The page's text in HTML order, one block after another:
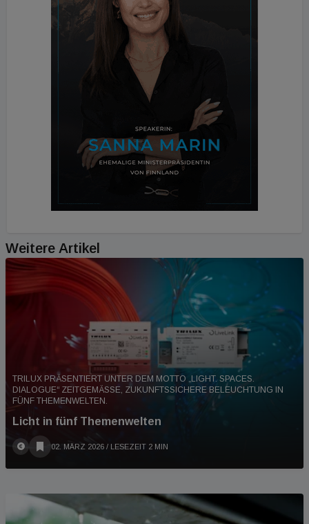
Weitere Artikel
TRILUX PRÄSENTIERT UNTER DEM MOTTO „LIGHT. SPACES.
DIALOGUE“ ZEITGEMÄSSE, ZUKUNFTSSICHERE BELEUCHTUNG IN F
ÜNF THEMENWELTEN.
Licht in fünf Themenwelten
02. MÄRZ 2026 / LESEZEIT 2 MIN